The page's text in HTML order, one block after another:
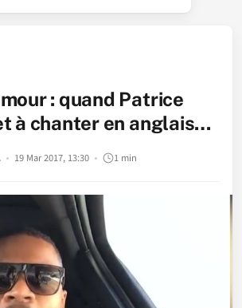
: quand Patrice
à chanter en anglais…
19 Mar 2017, 13:30 1 min